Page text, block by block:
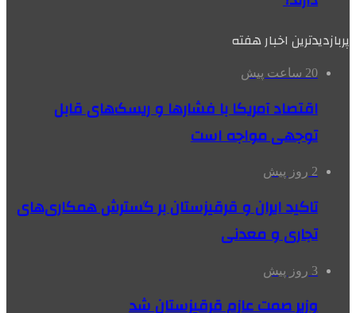
پربازدیدترین اخبار هفته
20 ساعت پیش
اقتصاد آمریکا با فشارها و ریسک‌های قابل
توجهی مواجه است
2 روز پیش
تاکید ایران و قرقیزستان بر گسترش همکاری‌های
تجاری و معدنی
3 روز پیش
وزیر صمت عازم قرقیزستان شد